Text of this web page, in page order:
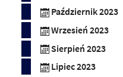
Październik 2023
Wrzesień 2023
Sierpień 2023
Lipiec 2023